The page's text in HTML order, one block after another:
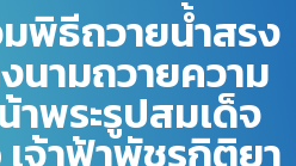
พิธีถวายน้ำสรง
นามถวายความ
าพระรูปสมเด็จ
เจ้าฟ้าพัชรกิติยา